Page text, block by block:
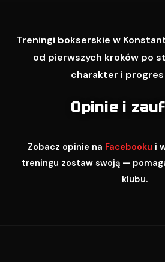
Treningi bokserskie w
od pierwszych kroków po
charakter i progres
Opinie i
Zobacz opinie na Facebooku i
treningu zostaw swoją —
klubu.